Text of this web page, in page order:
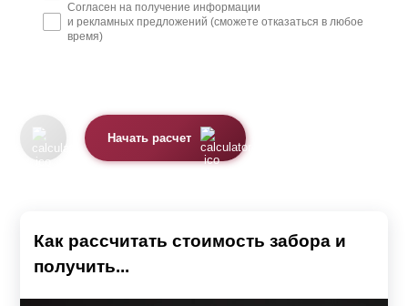
Согласен на получение информации
и рекламных предложений (сможете отказаться в любое
время)
Начать расчет
Как рассчитать стоимость забора и
получить...